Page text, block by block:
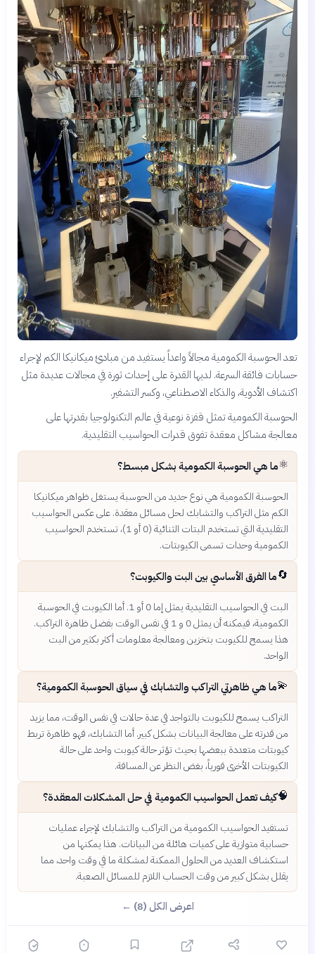
تعد الحوسبة الكمومية مجالاً واعداً يستفيد من مبادئ ميكانيكا الكم لإجراء
حسابات فائقة السرعة. لديها القدرة على إحداث ثورة في مجالات عديدة مثل
اكتشاف الأدوية، والذكاء الاصطناعي، وكسر التشفير.
الحوسبة الكمومية تمثل قفزة نوعية في عالم التكنولوجيا بقدرتها على
معالجة مشاكل معقدة تفوق قدرات الحواسيب التقليدية.
⚛️ما هي الحوسبة الكمومية بشكل مبسط؟
الحوسبة الكمومية هي نوع جديد من الحوسبة يستغل ظواهر ميكانيكا
الكم مثل التراكب والتشابك لحل مسائل معقدة. على عكس الحواسيب
التقليدية التي تستخدم البتات الثنائية (0 أو 1)، تستخدم الحواسيب
الكمومية وحدات تسمى الكيوبتات.
🔄ما الفرق الأساسي بين البت والكيوبت؟
البت في الحواسيب التقليدية يمثل إما 0 أو 1. أما الكيوبت في الحوسبة
الكمومية، فيمكنه أن يمثل 0 و 1 في نفس الوقت بفضل ظاهرة التراكب.
هذا يسمح للكيوبت بتخزين ومعالجة معلومات أكثر بكثير من البت
الواحد.
💫ما هي ظاهرتي التراكب والتشابك في سياق الحوسبة الكمومية؟
التراكب يسمح للكيوبت بالتواجد في عدة حالات في نفس الوقت، مما يزيد
من قدرته على معالجة البيانات بشكل كبير. أما التشابك، فهو ظاهرة تربط
كيوبتات متعددة ببعضها بحيث تؤثر حالة كيوبت واحد على حالة
الكيوبتات الأخرى فورياً، بغض النظر عن المسافة.
🧠كيف تعمل الحواسيب الكمومية في حل المشكلات المعقدة؟
تستفيد الحواسيب الكمومية من التراكب والتشابك لإجراء عمليات
حسابية متوازية على كميات هائلة من البيانات. هذا يمكنها من
استكشاف العديد من الحلول الممكنة لمشكلة ما في وقت واحد، مما
يقلل بشكل كبير من وقت الحساب اللازم للمسائل الصعبة.
اعرض الكل (8) ←